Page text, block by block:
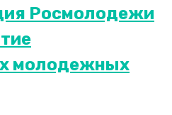
Росмолодежи
молодежных